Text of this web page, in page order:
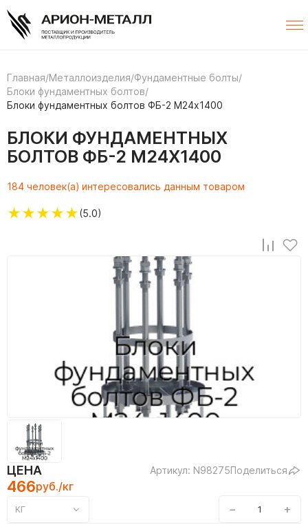
Главная/Металлоизделия/Фундаментные болты/
Блоки фундаментных болтов/
Блоки фундаментных болтов ФБ-2 М24х1400
БЛОКИ ФУНДАМЕНТНЫХ
БОЛТОВ ФБ-2 М24Х1400
184 человек(а) интересовались данным товаром
★★★★★(5.0)
ЦЕНА Артикул: N98275Поделиться
466руб./кг
КГ − +